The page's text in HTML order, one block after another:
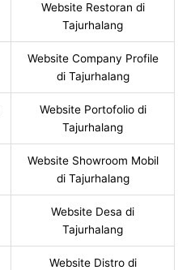
Website Restoran di
Tajurhalang
Website Company Profile
di Tajurhalang
Website Portofolio di
Tajurhalang
Website Showroom Mobil
di Tajurhalang
Website Desa di
Tajurhalang
Website Distro di